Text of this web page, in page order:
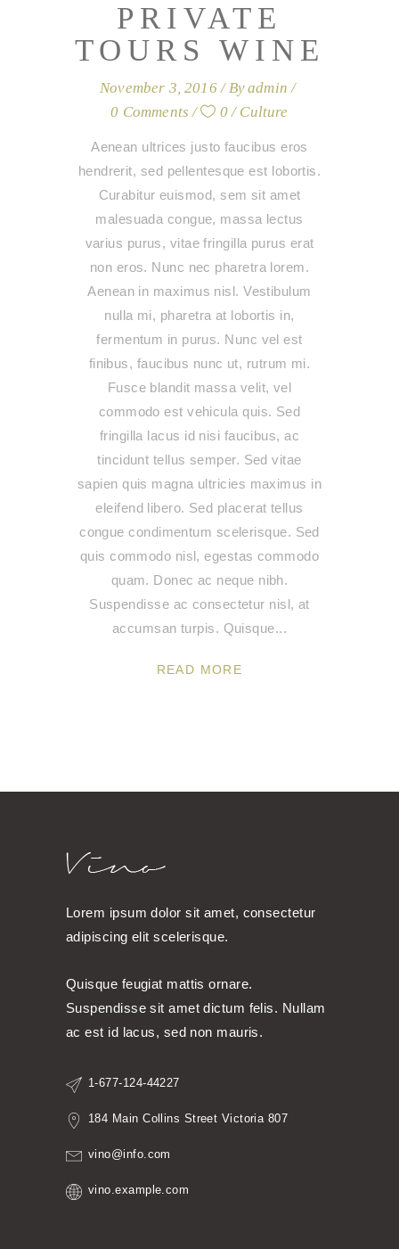
PRIVATE
TOURS WINE
November 3, 2016 Byadmin
0 Comments
0 Culture
Aenean ultrices justo faucibus eros
hendrerit, sed pellentesque est lobortis.
Curabitur euismod, sem sit amet
malesuada congue, massa lectus
varius purus, vitae fringilla purus erat
non eros. Nunc nec pharetra lorem.
Aenean in maximus nisl. Vestibulum
nulla mi, pharetra at lobortis in,
fermentum in purus. Nunc vel est
finibus, faucibus nunc ut, rutrum mi.
Fusce blandit massa velit, vel
commodo est vehicula quis. Sed
fringilla lacus id nisi faucibus, ac
tincidunt tellus semper. Sed vitae
sapien quis magna ultricies maximus in
eleifend libero. Sed placerat tellus
congue condimentum scelerisque. Sed
quis commodo nisl, egestas commodo
quam. Donec ac neque nibh.
Suspendisse ac consectetur nisl, at
accumsan turpis. Quisque
READ MORE
Lorem ipsum dolor sit amet, consectetur
adipiscing elit scelerisque.
Quisque feugiat mattis ornare.
Suspendisse sit amet dictum felis. Nullam
ac est id lacus, sed non mauris.
1-677-124-44227
184 Main Collins Street Victoria 807
vino@info.com
vino.example.com